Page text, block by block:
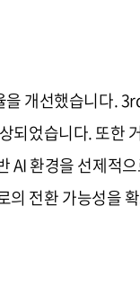
을 개선했습니다.
되었습니다. 또한
AI 환경을 선제적
의 전환 가능성을